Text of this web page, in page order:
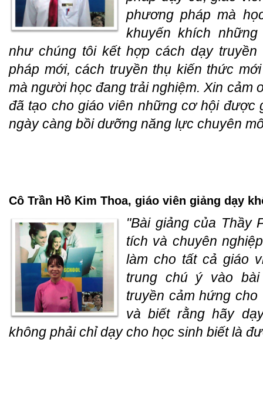
phương pháp mà
khuyến khích
như chúng tôi kết hợp cách dạy
pháp mới, cách truyền thụ kiến thức
mà người học đang trải nghiệm. Xin cảm
đã tạo cho giáo viên những cơ hội được
ngày càng bồi dưỡng năng lực chuyên
Cô Trần Hồ Kim Thoa, giáo viên giảng dạy
"Bài giảng của Thầy
tích và chuyên
làm cho tất cả giáo
trung chú ý vào
truyền cảm hứng
và biết rằng hãy
không phải chỉ dạy cho học sinh biết là